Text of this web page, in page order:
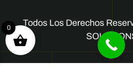
Todos Los Derechos
0